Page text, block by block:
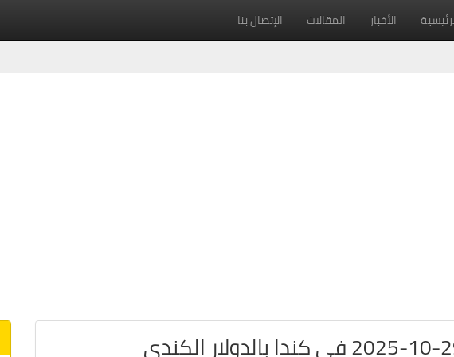
الأخبار المقالات الإتصال بنا